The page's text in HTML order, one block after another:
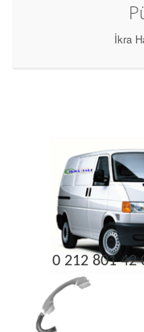
İkra
0 212 801 42